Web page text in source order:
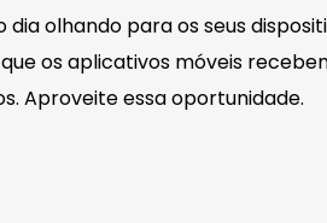
olhando para os seus
os aplicativos móveis
Aproveite essa oportunidade.